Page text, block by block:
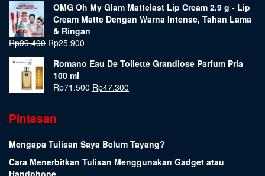
OMG Oh My Glam Mattelast Lip Cream 2.9 g - Lip
Cream Matte Dengan Warna Intense, Tahan Lama
& Ringan
Rp99.400 Rp25.900
Romano Eau De Toilette Grandiose Parfum Pria
100 ml
Rp71.500 Rp47.300
Pintasan
Mengapa Tulisan Saya Belum Tayang?
Cara Menerbitkan Tulisan Menggunakan Gadget atau
Handphone